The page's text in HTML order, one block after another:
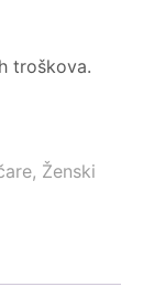
troškova.
, Ženski